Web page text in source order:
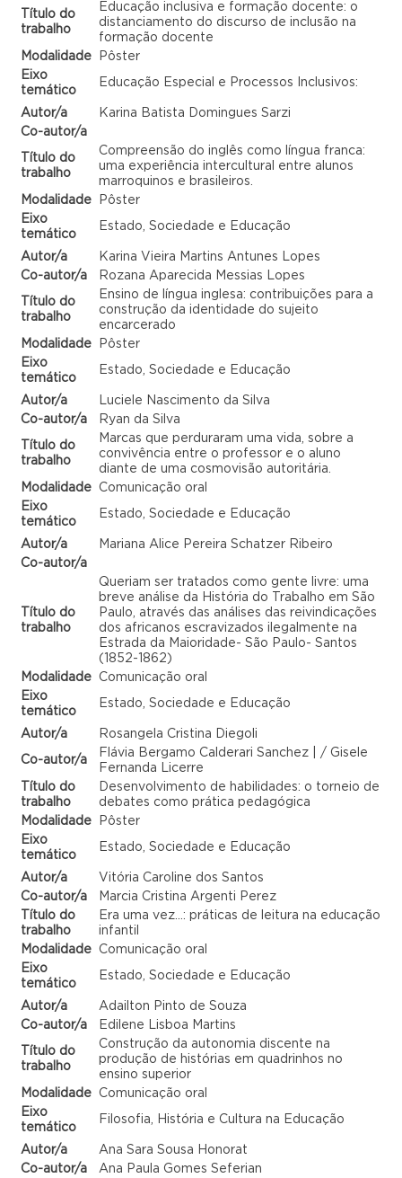
Título do
trabalho
Educação inclusiva e formação docente: o
distanciamento do discurso de inclusão na
formação docente
Modalidade
Pôster
Eixo
temático
Educação Especial e Processos Inclusivos:
Autor/a
Karina Batista Domingues Sarzi
Co-autor/a
Título do
trabalho
Compreensão do inglês como língua franca:
uma experiência intercultural entre alunos
marroquinos e brasileiros.
Modalidade
Pôster
Eixo
temático
Estado, Sociedade e Educação
Autor/a
Karina Vieira Martins Antunes Lopes
Co-autor/a
Rozana Aparecida Messias Lopes
Título do
trabalho
Ensino de língua inglesa: contribuições para a
construção da identidade do sujeito
encarcerado
Modalidade
Pôster
Eixo
temático
Estado, Sociedade e Educação
Autor/a
Luciele Nascimento da Silva
Co-autor/a
Ryan da Silva
Título do
trabalho
Marcas que perduraram uma vida, sobre a
convivência entre o professor e o aluno
diante de uma cosmovisão autoritária.
Modalidade Comunicação oral
Eixo
temático
Estado, Sociedade e Educação
Autor/a
Mariana Alice Pereira Schatzer Ribeiro
Co-autor/a
Título do
trabalho
Queriam ser tratados como gente livre: uma
breve análise da História do Trabalho em São
Paulo, através das análises das reivindicações
dos africanos escravizados ilegalmente na
Estrada da Maioridade- São Paulo- Santos
(1852-1862)
Modalidade Comunicação oral
Eixo
temático
Estado, Sociedade e Educação
Autor/a Rosangela Cristina Diegoli
Co-autor/a
Flávia Bergamo Calderari Sanchez | / Gisele
Fernanda Licerre
Título do
trabalho
Desenvolvimento de habilidades: o torneio de
debates como prática pedagógica
Modalidade
Pôster
Eixo
temático
Estado, Sociedade e Educação
Autor/a
Vitória Caroline dos Santos
Co-autor/a
Marcia Cristina Argenti Perez
Título do
trabalho
Era uma vez…: práticas de leitura na educação
infantil
Modalidade Comunicação oral
Eixo
temático
Estado, Sociedade e Educação
Autor/a
Adailton Pinto de Souza
Co-autor/a
Edilene Lisboa Martins
Título do
trabalho
Construção da autonomia discente na
produção de histórias em quadrinhos no
ensino superior
Modalidade Comunicação oral
Eixo
temático
Filosofia, História e Cultura na Educação
Autor/a
Ana Sara Sousa Honorat
Co-autor/a
Ana Paula Gomes Seferian